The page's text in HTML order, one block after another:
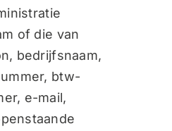
of die van
bedrijfsnaam,
btw-
e-mail,